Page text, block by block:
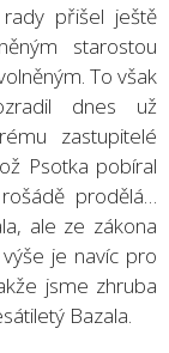
přišel ještě
starostou
To však
dnes už
zastupitelé
Psotka pobíral
prodělá…
ale ze zákona
je navíc pro
jsme zhruba
Bazala.